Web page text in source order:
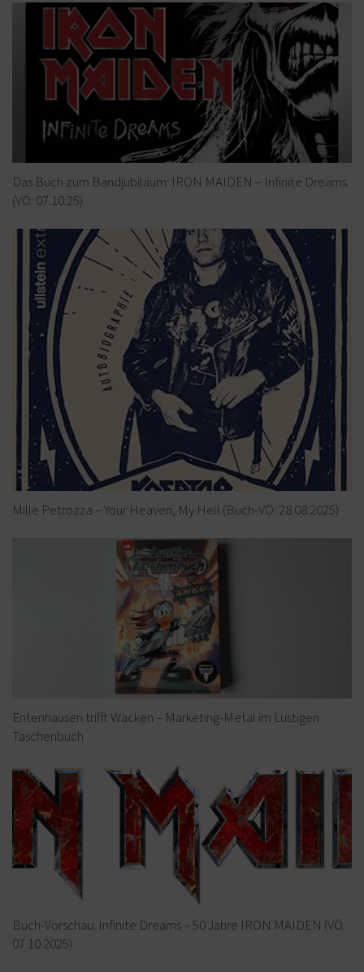
Das Buch zum Bandjubiläum: IRON MAIDEN – Infinite Dreams
(VÖ: 07.10.25)
Mille Petrozza – Your Heaven, My Hell (Buch-VÖ: 28.08.2025)
Entenhausen trifft Wacken – Marketing-Metal im Lustigen
Taschenbuch
Buch-Vorschau: Infinite Dreams – 50 Jahre IRON MAIDEN (VÖ:
07.10.2025)